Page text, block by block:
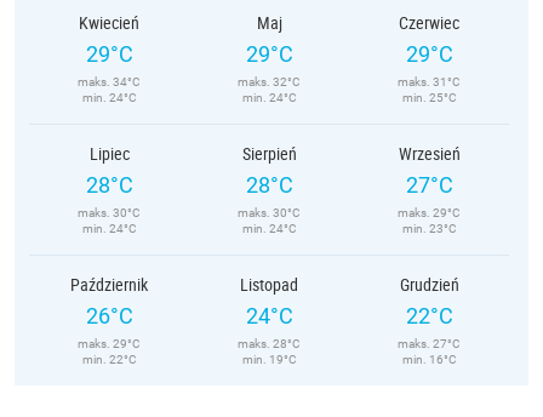
Kwiecień
29°C
maks. 34°C
min. 24°C
Maj
29°C
maks. 32°C
min. 24°C
Czerwiec
29°C
maks. 31°C
min. 25°C
Lipiec
28°C
maks. 30°C
min. 24°C
Sierpień
28°C
maks. 30°C
min. 24°C
Wrzesień
27°C
maks. 29°C
min. 23°C
Październik
26°C
maks. 29°C
min. 22°C
Listopad
24°C
maks. 28°C
min. 19°C
Grudzień
22°C
maks. 27°C
min. 16°C